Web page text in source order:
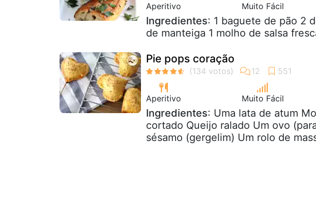
Aperitivo Muito Fácil
Ingredientes: 1 baguete de pão 2
de manteiga 1 molho de salsa
Pie pops coração
Aperitivo Muito Fácil
Ingredientes: Uma lata de atum
cortado Queijo ralado Um ovo
sésamo (gergelim) Um rolo de